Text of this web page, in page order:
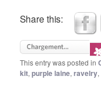
Share this:
This entry was posted in
kit,purple laine,ravelry,